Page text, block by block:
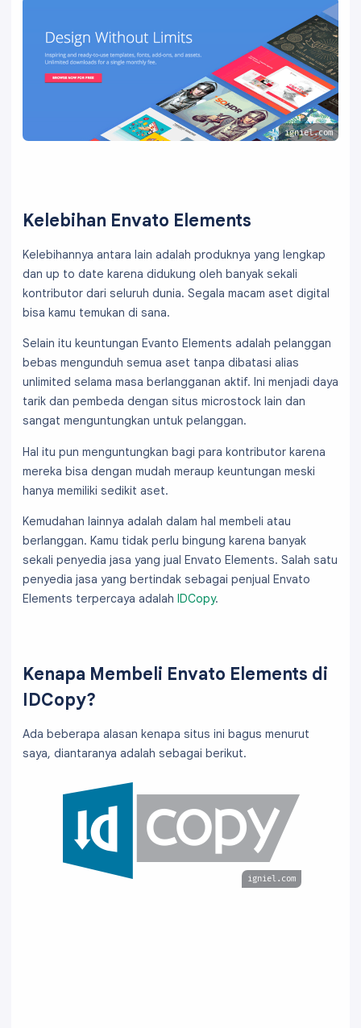
igniel.com
Kelebihan Envato Elements
Kelebihannya antara lain adalah produknya yang lengkap
dan up to date karena didukung oleh banyak sekali
kontributor dari seluruh dunia. Segala macam aset digital
bisa kamu temukan di sana.
Selain itu keuntungan Evanto Elements adalah pelanggan
bebas mengunduh semua aset tanpa dibatasi alias
unlimited selama masa berlangganan aktif. Ini menjadi daya
tarik dan pembeda dengan situs microstock lain dan
sangat menguntungkan untuk pelanggan.
Hal itu pun menguntungkan bagi para kontributor karena
mereka bisa dengan mudah meraup keuntungan meski
hanya memiliki sedikit aset.
Kemudahan lainnya adalah dalam hal membeli atau
berlanggan. Kamu tidak perlu bingung karena banyak
sekali penyedia jasa yang jual Envato Elements. Salah satu
penyedia jasa yang bertindak sebagai penjual Envato
Elements terpercaya adalah IDCopy.
Kenapa Membeli Envato Elements di
IDCopy?
Ada beberapa alasan kenapa situs ini bagus menurut
saya, diantaranya adalah sebagai berikut.
igniel.com